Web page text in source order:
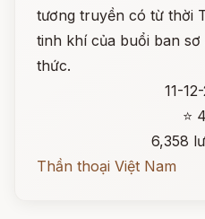
tương truyền có từ thời
tinh khí của buổi ban
thức.
11-
⭐
6,358
Thần thoại Việt Nam